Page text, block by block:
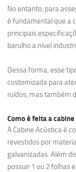
No entanto, para
é fundamental que a
principais
barulho a nível
Dessa forma, esse
customizada para
ruídos, mas também
Como é feita a
A Cabine Acústica é
revestidos por
galvanizadas. Além
possuir 1 ou 2 folhas